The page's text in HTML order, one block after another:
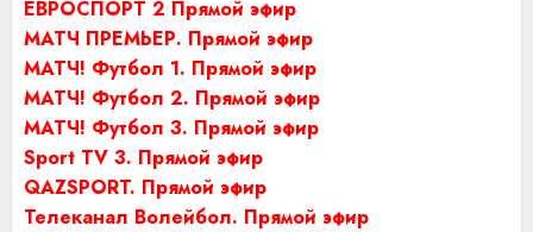
ЕВРОСПОРТ 2 Прямой эфир
МАТЧ ПРЕМЬЕР. Прямой эфир
МАТЧ! Футбол 1. Прямой эфир
МАТЧ! Футбол 2. Прямой эфир
МАТЧ! Футбол 3. Прямой эфир
Sport TV 3. Прямой эфир
QAZSPORT. Прямой эфир
Телеканал Волейбол. Прямой эфир